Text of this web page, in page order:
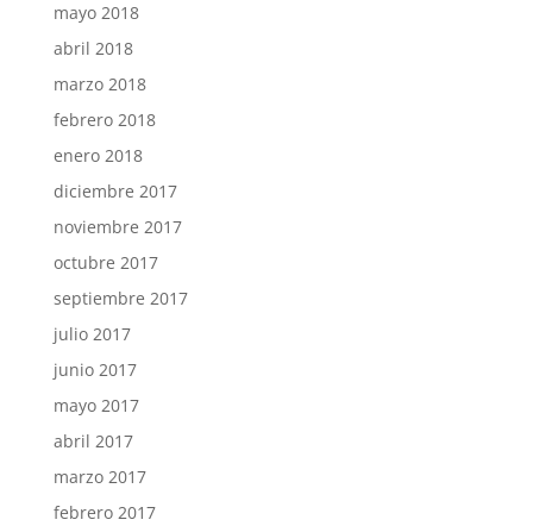
mayo 2018
abril 2018
marzo 2018
febrero 2018
enero 2018
diciembre 2017
noviembre 2017
octubre 2017
septiembre 2017
julio 2017
junio 2017
mayo 2017
abril 2017
marzo 2017
febrero 2017